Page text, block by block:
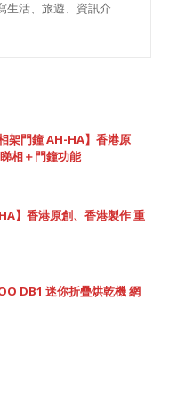
生活、旅遊、資訊介
架門鐘 AH-HA】香港原
相＋門鐘功能
】香港原創、香港製作 重
DB1 迷你折疊烘乾機 網